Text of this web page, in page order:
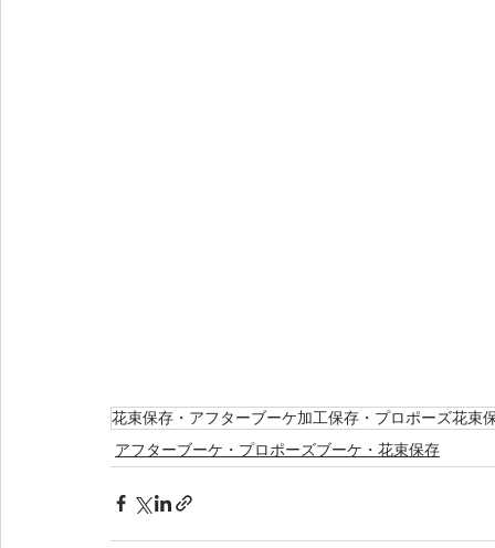
花束保存・アフターブーケ加工保存・プロポーズ花束
アフターブーケ・プロポーズブーケ・花束保存